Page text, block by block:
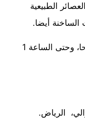
الطبيعية
الساخنة أيضا.
يوميا من الساعة 7 صباحا، وحتى الساعة 1
الرياض.